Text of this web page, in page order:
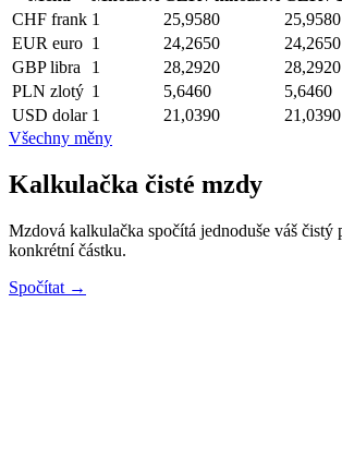
CHF frank 1 25,9580
25,9580
EUR euro 1 24,2650
24,2650
GBP libra 1 28,2920
28,2920
PLN zlotý 1 5,6460
5,6460
USD dolar 1 21,0390
21,0390
Všechny měny
Kalkulačka čisté mzdy
Mzdová kalkulačka spočítá jednoduše váš čistý
konkrétní částku.
Spočítat →